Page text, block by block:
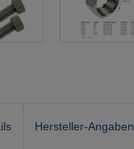
Hersteller-Angaben